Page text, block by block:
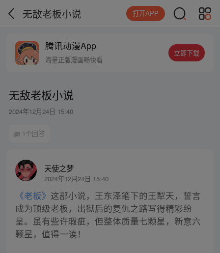
无敌老板小说 打开APP
腾讯动漫App
海量正版漫画畅快看
立即下载
无敌老板小说
2024年12月24日 15:40
1个回答
天使之梦
2024年12月24日 15:40
《老板》 这部小说，王东泽笔下的王犁天，誓言
成为顶级老板，出狱后的复仇之路写得精彩纷
呈。虽有些许瑕疵，但整体质量七颗星，新意六
颗星，值得一读！